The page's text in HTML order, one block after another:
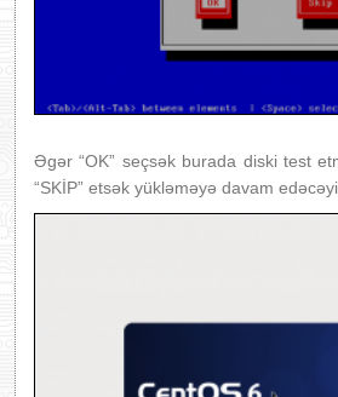
Əgər “OK” seçsək burada diski test
“SKİP” etsək yükləməyə davam